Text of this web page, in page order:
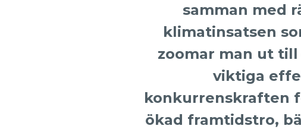
samman med
klimatinsatsen
zoomar man ut
viktiga
konkurrenskraften
ökad framtidstro,